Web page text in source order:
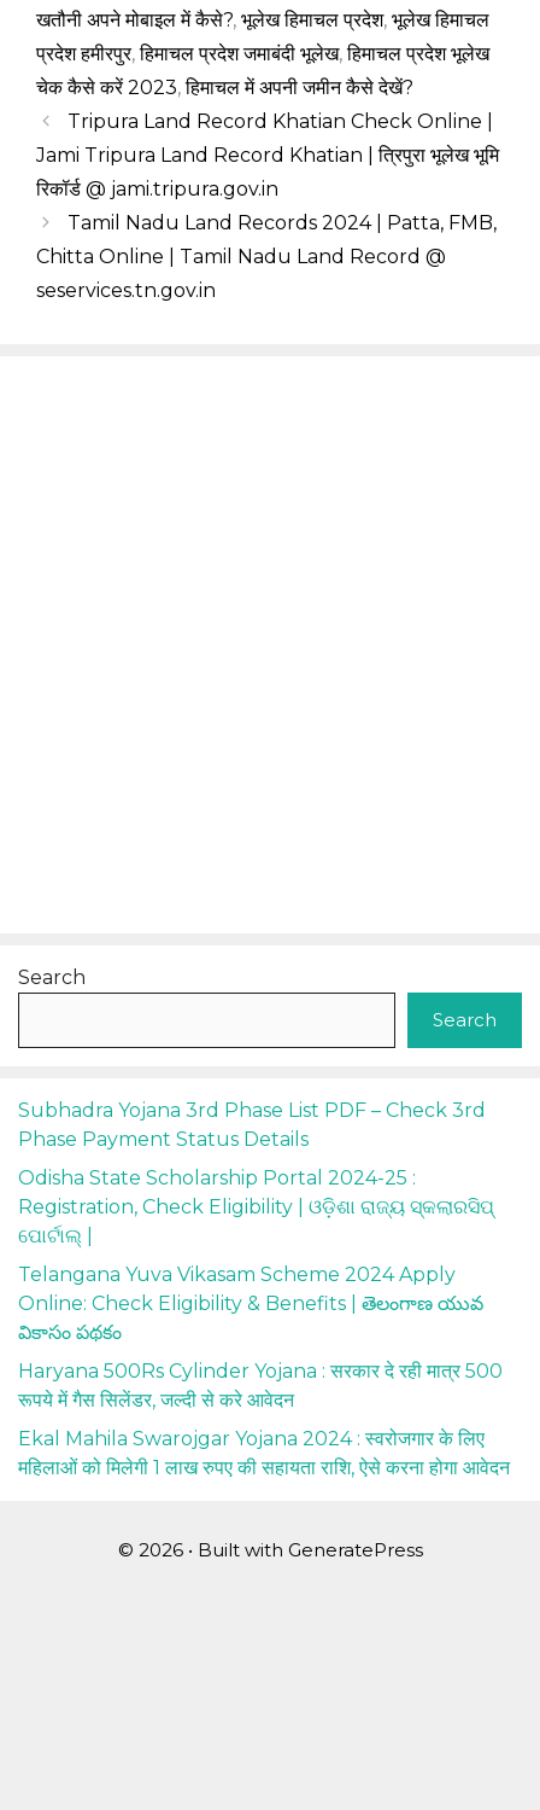
खतौनी अपने मोबाइल में कैसे?, भूलेख हिमाचल प्रदेश, भूलेख हिमाचल
प्रदेश हमीरपुर,हिमाचल प्रदेश जमाबंदी भूलेख,हिमाचल प्रदेश भूलेख
चेक कैसे करें 2023,हिमाचल में अपनी जमीन कैसे देखें?
Tripura Land Record Khatian Check Online |
Jami Tripura Land Record Khatian | त्रिपुरा भूलेख भूमि
रिकॉर्ड @ jami.tripura.gov.in
Tamil Nadu Land Records 2024 | Patta, FMB,
Chitta Online | Tamil Nadu Land Record @
seservices.tn.gov.in
Search
Search
Subhadra Yojana 3rd Phase List PDF – Check 3rd
Phase Payment Status Details
Odisha State Scholarship Portal 2024-25 :
Registration, Check Eligibility | ଓଡ଼ିଶା ରାଜ୍ୟ ସ୍କଲାରସିପ୍
ପୋର୍ଟାଲ୍ |
Telangana Yuva Vikasam Scheme 2024 Apply
Online: Check Eligibility & Benefits | తెలంగాణ యువ
వికాసం పథకం
Haryana 500Rs Cylinder Yojana : सरकार दे रही मात्र 500
रूपये में गैस सिलेंडर, जल्दी से करे आवेदन
Ekal Mahila Swarojgar Yojana 2024 : स्वरोजगार के लिए
महिलाओं को मिलेगी 1 लाख रुपए की सहायता राशि, ऐसे करना होगा आवेदन
© 2026 • Built with GeneratePress